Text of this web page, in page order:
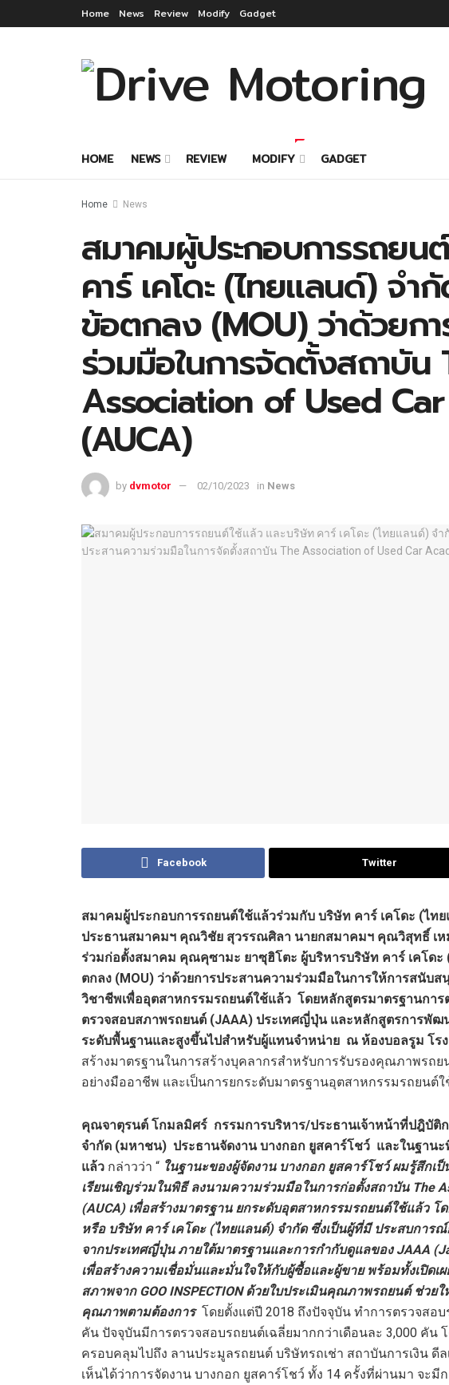
Home News Review Modify Gadget
HOME NEWS REVIEW MODIFY GADGET
Home News
สมาคมผู้ประกอบการรถยน
คาร์ เคโดะ (ไทยแลนด์) จ
ข้อตกลง (MOU) ว่าด้วยกา
ร่วมมือในการจัดตั้งสถาบัน
Association of Used
(AUCA)
by dvmotor 02/10/2023 in News
Facebook Twitter
สมาคมผู้ประกอบการรถยนต์ใช้แล้วร่วมกับ บริษัท คาร์ เคโดะ (ไ
ประธานสมาคมฯ คุณวิชัย สุวรรณศิลา นายกสมาคมฯ คุณวิสุทธิ์ เ
ร่วมก่อตั้งสมาคม คุณคุซามะ ยาซุฮิโตะ ผู้บริหารบริษัท คาร์ เคโด
ตกลง (MOU) ว่าด้วยการประสานความร่วมมือในการให้การสนับ
วิชาชีพเพื่ออุตสาหกรรมรถยนต์ใช้แล้ว โดยหลักสูตรมาตรฐานกา
ตรวจสอบสภาพรถยนต์ (JAAA) ประเทศญี่ปุ่น และหลักสูตรการพั
ระดับพื้นฐานและสูงขึ้นไปสำหรับผู้แทนจำหน่าย ณ ห้องบอลรูม โร
สร้างมาตรฐานในการสร้างบุคลากรสำหรับการรับรองคุณภาพรถ
อย่างมืออาชีพ และเป็นการยกระดับมาตรฐานอุตสาหกรรมรถยนต์
คุณจาตุรนต์ โกมลมิศร์ กรรมการบริหาร/ประธานเจ้าหน้าที่ปฎิบั
จำกัด (มหาชน) ประธานจัดงาน บางกอก ยูสคาร์โชว์ และในฐาน
แล้ว กล่าวว่า “ ในฐานะของผู้จัดงาน บางกอก ยูสคาร์โชว์ ผมรู้สึกเ
เรียนเชิญร่วมในพิธี ลงนามความร่วมมือในการก่อตั้งสถาบัน The
(AUCA) เพื่อสร้างมาตรฐาน ยกระดับอุตสาหกรรมรถยนต์ใช้แล้ว โด
หรือ บริษัท คาร์ เคโดะ (ไทยแลนด์) จำกัด ซึ่งเป็นผู้ที่มี ประสบการ
จากประเทศญี่ปุ่น ภายใต้มาตรฐานและการกำกับดูแลของ JAAA
เพื่อสร้างความเชื่อมั่นและมั่นใจให้กับผู้ซื้อและผู้ขาย พร้อมทั้งเปิด
สภาพจาก GOO INSPECTION ด้วยใบประเมินคุณภาพรถยนต์ ช่ว
คุณภาพตามต้องการโดยตั้งแต่ปี 2018 ถึงปัจจุบัน ทำการตรวจสอ
คัน ปัจจุบันมีการตรวจสอบรถยนต์เฉลี่ยมากกว่าเดือนละ 3,000 คัน
ครอบคลุมไปถึง ลานประมูลรถยนต์ บริษัทรถเช่า สถาบันการเงิน ดี
เห็นได้ว่าการจัดงาน บางกอก ยูสคาร์โชว์ ทั้ง 14 ครั้งที่ผ่านมา จะมี